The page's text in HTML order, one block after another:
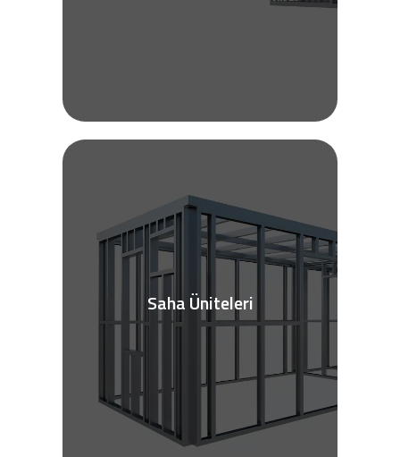
Saha Üniteleri
Daha fazla